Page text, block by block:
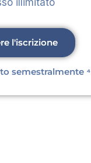
illimitato
l'iscrizione
semestralmente ⁴